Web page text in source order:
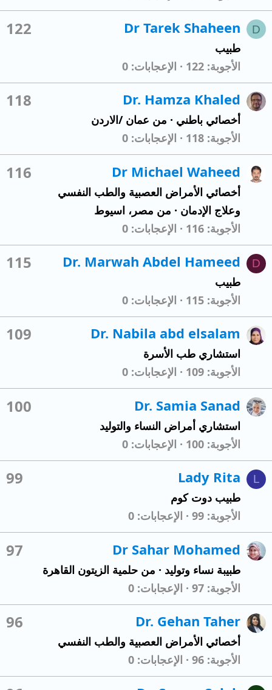
D
122 Dr Tarek Shaheen
طبيب
الأجوبة 122 الإعجابات 0
118 Dr. Hamza Khaled
أخصائي باطني · من عمان /الاردن
الأجوبة 118 الإعجابات 0
116 Dr Michael Waheed
أخصائي الأمراض العصبية والطب النفسي
وعلاج الإدمان · من مصر، اسيوط
الأجوبة 116 الإعجابات 0
D
115 Dr. Marwah Abdel Hameed
طبيب
الأجوبة 115 الإعجابات 0
109 Dr. Nabila abd elsalam
استشاري طب الأسرة
الأجوبة 109 الإعجابات 0
100 Dr. Samia Sanad
استشاري أمراض النساء والتوليد
الأجوبة 100 الإعجابات 0
L
99 Lady Rita
طبيب دوت كوم
الأجوبة 99 الإعجابات 0
97 Dr Sahar Mohamed
طبيبة نساء وتوليد · من حلمية الزيتون القاهرة
الأجوبة 97 الإعجابات 0
96 Dr. Gehan Taher
أخصائي الأمراض العصبية والطب النفسي
الأجوبة 96 الإعجابات 0